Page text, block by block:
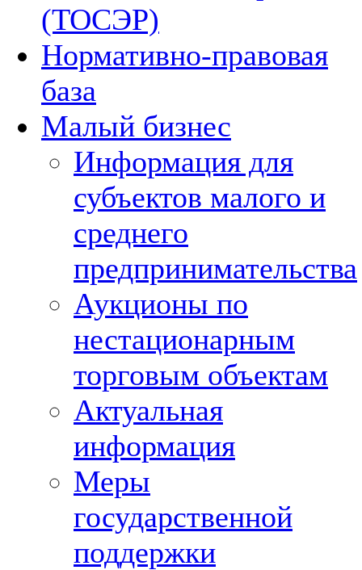
(ТОСЭР)
Нормативно-правовая
база
Малый бизнес
Информация для
субъектов малого и
среднего
предпринимательства
Аукционы по
нестационарным
торговым объектам
Актуальная
информация
Меры
государственной
поддержки